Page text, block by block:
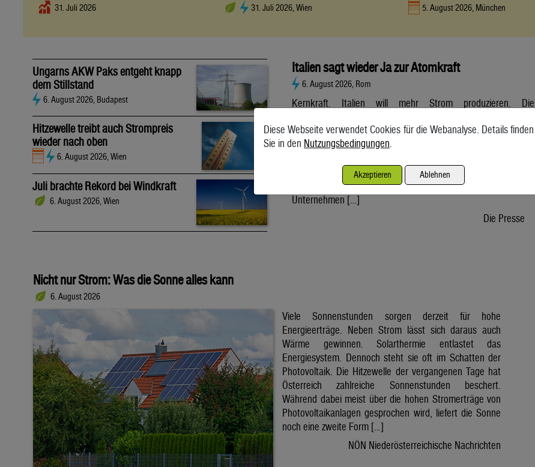
31. Juli 2026 31. Juli 2026, Wien 5. August 2026, München
Ungarns AKW Paks entgeht knapp
dem Stillstand
6. August 2026, Budapest
Hitzewelle treibt auch Strompreis
wieder nach oben
6. August 2026, Wien
Juli brachte Rekord bei Windkraft
6. August 2026, Wien
Italien sagt wieder Ja zur Atomkraft
6. August 2026, Rom
Kernkraft. Italien will mehr Strom produzieren. Die
Unsicherheiten. Italien will zurück zur Atomkraft. Der Senat
wird voraussichtlich nach der Sommerpause einem Gesetz
Dekret verabschieden. Der Weg bis zur Inbetriebnahme eines
ersten Reaktors wäre dann noch lang. Doch viele
Unternehmen […]
Die Presse
Nicht nur Strom: Was die Sonne alles kann
6. August 2026
Viele Sonnenstunden sorgen derzeit für hohe
Energieerträge. Neben Strom lässt sich daraus auch
Wärme gewinnen. Solarthermie entlastet das
Energiesystem. Dennoch steht sie oft im Schatten der
Photovoltaik. Die Hitzewelle der vergangenen Tage hat
Österreich zahlreiche Sonnenstunden beschert.
Während dabei meist über die hohen Stromerträge von
Photovoltaikanlagen gesprochen wird, liefert die Sonne
noch eine zweite Form […]
NÖN Niederösterreichische Nachrichten
Diese Webseite verwendet Cookies für die Webanalyse. Details finden
Sie in den Nutzungsbedingungen.
Akzeptieren Ablehnen